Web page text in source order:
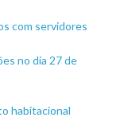
com servidores
no dia 27 de
habitacional